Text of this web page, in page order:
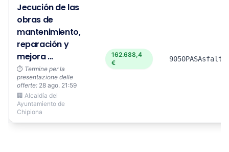
Jecución de las
obras de
mantenimiento,
reparación y
mejora ...
⏱️ Termine per la
presentazione delle
offerte: 28 ago. 21:59
🏢 Alcaldía del
Ayuntamiento de
Chipiona
162.688,4
€